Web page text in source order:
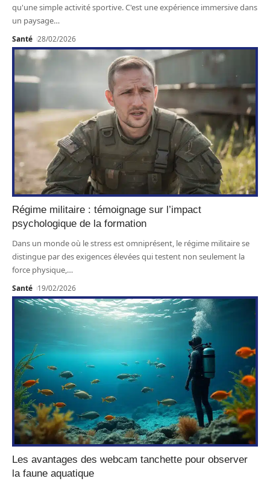
qu'une simple activité sportive. C'est une expérience immersive dans
un paysage…
Santé 28/02/2026
Régime militaire : témoignage sur l’impact
psychologique de la formation
Dans un monde où le stress est omniprésent, le régime militaire se
distingue par des exigences élevées qui testent non seulement la
force physique,…
Santé 19/02/2026
Les avantages des webcam tanchette pour observer
la faune aquatique